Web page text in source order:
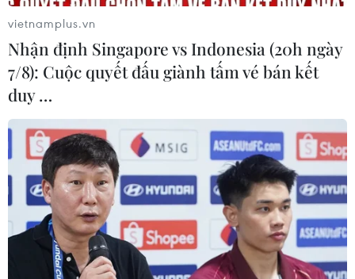
Bình Phước: Xe bồn mất lái lao lên vỉa hè,
đâm xuyên 3 kiốt tạp hóa
03/06/2021 11:29
Khi chiếc xe bồn chở dầu điều lao lên vỉa hè, chủ cửa
hàng tạp hóa không tránh kịp nên bị thương nặng phải
đưa đi cấp cứu, nhiều nhân viên và những người khác
may mắn hơn đã thoát nạn.
vietnamplus.vn
Nhận định Singapore vs Indonesia (20h ngày
7/8): Cuộc quyết đấu giành tấm vé bán kết
duy …